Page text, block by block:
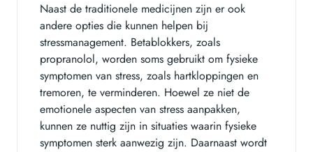
Naast de traditionele medicijnen zijn er ook
andere opties die kunnen helpen bij
stressmanagement. Betablokkers, zoals
propranolol, worden soms gebruikt om fysieke
symptomen van stress, zoals hartkloppingen en
tremoren, te verminderen. Hoewel ze niet de
emotionele aspecten van stress aanpakken,
kunnen ze nuttig zijn in situaties waarin fysieke
symptomen sterk aanwezig zijn. Daarnaast wordt